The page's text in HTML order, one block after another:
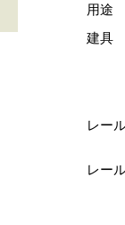
用途
建具
レー
レー